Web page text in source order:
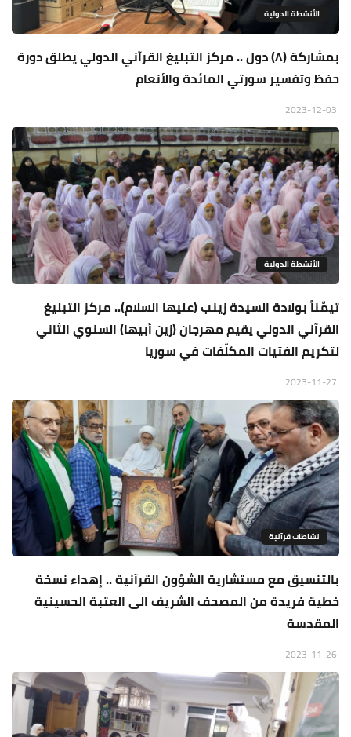
الأنشطة الدولية
بمشاركة (٨) دول .. مركز التبليغ القرآني الدولي يطلق دورة
حفظ وتفسير سورتي المائدة والأنعام
الأنشطة الدولية
تيمّناً بولادة السيدة زينب (عليها السلام).. مركز التبليغ
القرآني الدولي يقيم مهرجان (زين أبيها) السنوي الثاني
لتكريم الفتيات المكلّفات في سوريا
نشاطات قرآنية
بالتنسيق مع مستشارية الشؤون القرآنية .. إهداء نسخة
خطية فريدة من المصحف الشريف الى العتبة الحسينية
المقدسة